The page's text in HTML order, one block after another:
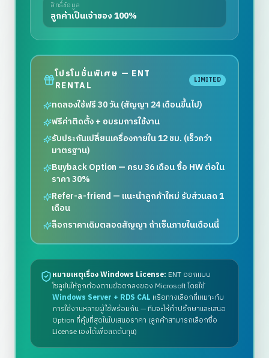
สิทธิ์ข้อมูล
ลูกค้าเป็นเจ้าของ 100%
โปรโมชั่นพิเศษ — ENT
RENTAL
LIMITED
ทดลองใช้ฟรี 30 วัน (สัญญา 24 เดือนขึ้นไป)
ฟรีค่าติดตั้ง + อบรมการใช้งาน
รับประกันเปลี่ยนเครื่องภายใน 12 ชม. (เร็วกว่า
มาตรฐาน)
Buyback Option — ครบ 36 เดือน ซื้อ HW ต่อใน
ราคา 30%
Refer-a-friend — แนะนำลูกค้าใหม่ รับส่วนลด 1
เดือน
ล็อกราคาเดิมตลอดสัญญา ถ้าเซ็นภายในเดือนนี้
หมายเหตุเรื่อง Windows License: ENT ออกแบบ
โซลูชันให้ถูกต้องตามข้อตกลงของ Microsoft โดยใช้
Windows Server + RDS CAL หรือทางเลือกที่เหมาะกับ
การใช้งานหลายผู้ใช้พร้อมกัน — ทีมจะให้คำปรึกษาและเสนอ
Option ที่คุ้มที่สุดในใบเสนอราคา (ลูกค้าสามารถเลือกซื้อ
License เองได้เพื่อลดต้นทุน)